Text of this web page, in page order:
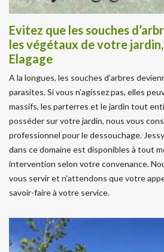
Evitez que les souches
les végétaux de votre
Elagage
A la longues, les souches d’arbres
parasites. Si vous n’agissez pas, elles
massifs, les parterres et le jardin tout
posséder sur votre jardin, nous vous
professionnel pour le dessouchage.
dans ce domaine est disponibles à tout
intervention selon votre convenance.
vous servir et n’attendons que votre
savoir-faire à votre service.